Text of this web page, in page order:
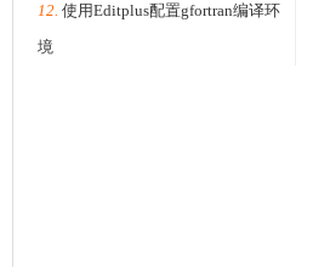
12. 使用Editplus配置gfortran编译环
境